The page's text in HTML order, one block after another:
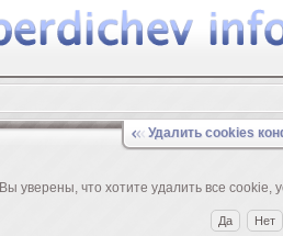
Удалить cookies
Вы уверены, что хотите удалить все